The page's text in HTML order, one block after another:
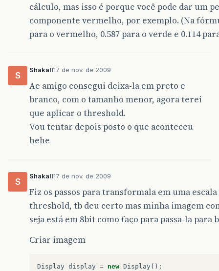
cálculo, mas isso é porque você pode dar um
componente vermelho, por exemplo. (Na
para o vermelho, 0.587 para o verde e 0.114
S
Shakall17 de nov. de 2009
Ae amigo consegui deixa-la em preto e
branco, com o tamanho menor, agora terei
que aplicar o threshold.
Vou tentar depois posto o que aconteceu
hehe
S
Shakall17 de nov. de 2009
Fiz os passos para transformala em uma
threshold, tb deu certo mas minha imagem
seja está em 8bit como faço para passa-la para
Criar imagem
Display display = new Display();